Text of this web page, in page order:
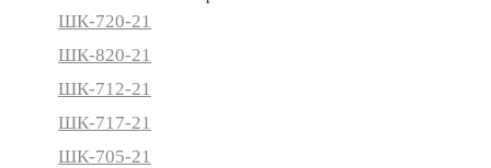
ШК-720-21
ШК-820-21
ШК-712-21
ШК-717-21
ШК-705-21